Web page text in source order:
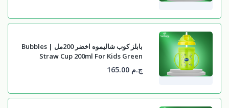
بابلز كوب شاليموه اخضر 200مل | Bubbles
Straw Cup 200ml For Kids Green
ج.م 165.00